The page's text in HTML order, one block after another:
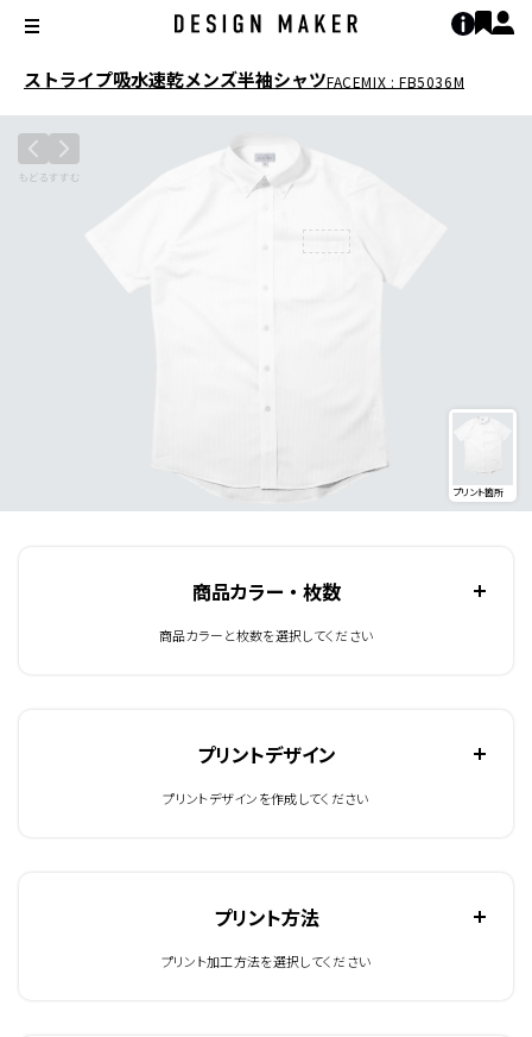
ストライプ吸水速乾メンズ半袖シャツFACEMIX : FB5036M
プリント箇所
商品カラー ・ 枚数
商品カラーと枚数を選択してください
プリントデザイン
プリントデザインを作成してください
プリント方法
プリント加工方法を選択してください